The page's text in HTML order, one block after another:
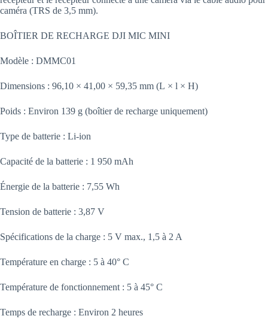
caméra (TRS de 3,5 mm).
BOÎTIER DE RECHARGE DJI MIC MINI
Modèle : DMMC01
Dimensions : 96,10 × 41,00 × 59,35 mm (L × l × H)
Poids : Environ 139 g (boîtier de recharge uniquement)
Type de batterie : Li-ion
Capacité de la batterie : 1 950 mAh
Énergie de la batterie : 7,55 Wh
Tension de batterie : 3,87 V
Spécifications de la charge : 5 V max., 1,5 à 2 A
Température en charge : 5 à 40° C
Température de fonctionnement : 5 à 45° C
Temps de recharge : Environ 2 heures